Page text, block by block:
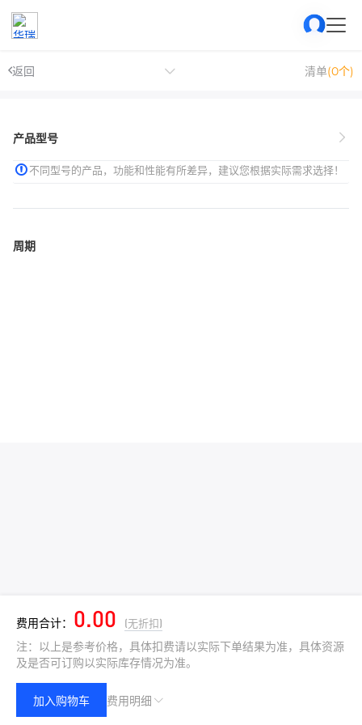
返回 清单(0个)
产品型号
不同型号的产品，功能和性能有所差异，建议您根据实际需求选择！
周期
费用合计： 0.00 (无折扣)
注：以上是参考价格，具体扣费请以实际下单结果为准，具体资源
及是否可订购以实际库存情况为准。
费用明细
加入购物车